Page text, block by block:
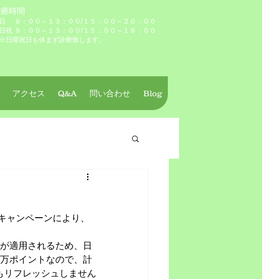
時間
９：００～１３：００/１５：００～２０：００
祝 ９：００～１３：００/１５：００～１８：００
曜祝日も休まず診療致します。
アクセス Q&A 問い合わせ Blog
ンペーンにより、
適用されるため、日
ポイントなので、計
リフレッシュしません